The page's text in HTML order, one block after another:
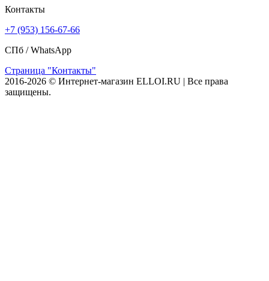
Контакты
+7 (953) 156-67-66
СПб /WhatsApp
Страница "Контакты"
2016-2026 © Интернет-магазин ELLOI.RU | Все права
защищены.